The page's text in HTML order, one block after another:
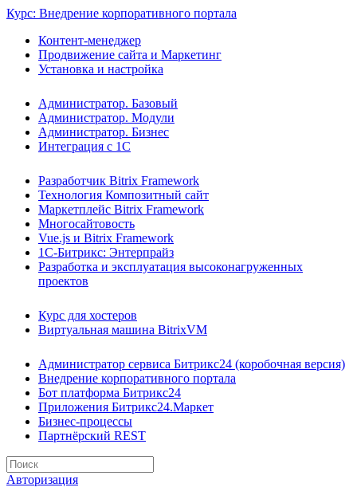
Курс: Внедрение корпоративного портала
Контент-менеджер
Продвижение сайта и Маркетинг
Установка и настройка
Администратор. Базовый
Администратор. Модули
Администратор. Бизнес
Интеграция с 1С
Разработчик Bitrix Framework
Технология Композитный сайт
Маркетплейс Bitrix Framework
Многосайтовость
Vue.js и Bitrix Framework
1С-Битрикс: Энтерпрайз
Разработка и эксплуатация высоконагруженных
проектов
Курс для хостеров
Виртуальная машина BitrixVM
Администратор сервиса Битрикс24 (коробочная версия)
Внедрение корпоративного портала
Бот платформа Битрикс24
Приложения Битрикс24.Маркет
Бизнес-процессы
Партнёрский REST
Авторизация